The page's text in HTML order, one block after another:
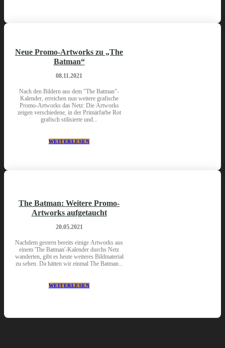
Neue Promo-Artworks zu „The
Batman“
08.11.2021
Nach den Bildern aus dem "The Batman"-
Kalender, erreichen nun weitere grafische
Promo-Artworks das Netz: Die Artworks
zeigen verschiedene, in der Primärfarbe Rot
grafisch stilisierte und...
WEITERLESEN
The Batman: Weitere Promo-
Artworks aufgetaucht
20.05.2021
Nachdem gestern bereits einige Artworks aus
einem 'The Batman'-Kalender durchs Netz
wanderten, gibt es heute weiteres Bildmaterial
zu sehen. Da hätten wir einmal The Batman...
WEITERLESEN